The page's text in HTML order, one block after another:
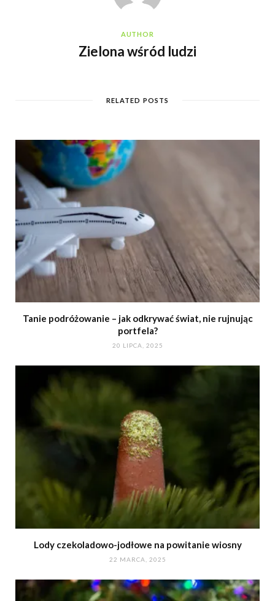
AUTHOR
Zielona wśród ludzi
RELATED POSTS
Tanie podróżowanie – jak odkrywać świat, nie rujnując
portfela?
20 LIPCA, 2025
Lody czekoladowo-jodłowe na powitanie wiosny
22 MARCA, 2025